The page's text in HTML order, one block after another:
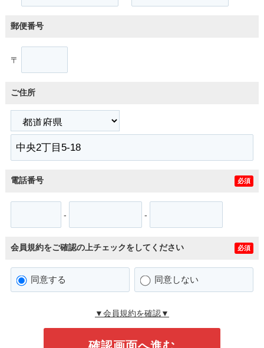
郵便番号
〒
ご住所
電話番号 必須
- -
会員規約をご確認の上チェックをしてください 必須
同意する 同意しない
▼会員規約を確認▼